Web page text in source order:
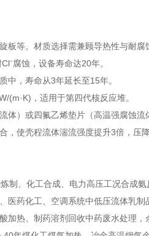
板等。材质选择需兼顾导热性与耐腐
腐蚀，设备寿命达20年。
中，寿命从3年延长至15年。
，适用于第四代核反应堆。
体）或四氟乙烯垫片（高温强腐蚀流
，使壳程流体湍流强度提升3倍，压降
制、化工合成、电力高压工况合成氨
医药化工、空调系统中低压流体乳制
加热、制药溶剂回收中药废水处理，